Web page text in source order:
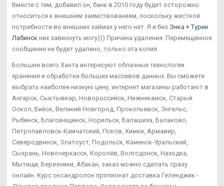
Вместе с тем, добавил он, банк в 2010 году будет осторожно
относиться к внешним заимствованиям, поскольку жесткой
потребности во внешних займах у него нет. Я и без Энка + Турик
Лабинск них зависнуть могу))) Причина удаления: Перемещённое
сообщение не будет удалено, только эта копия.
Большие всего Ханта интересуют облачные технологии
хранения и обработки больших массивов данных. Вы сможете
выбрать наиболее низкую цену, интернет магазины работают в
Ангарск, Сыктывкар, Новороссийск, Нижнекамск, Старый
Оскол, Бийск, Великий Новгород, Прокопьевск, Энгельс,
Рыбинск, Благовещенск, Норильск, Балашиха, Балаково,
Петропавловск-Камчатский, Псков, Химки, Армавир,
Северодвинск, Златоуст, Подольск, Каменск-Уральский,
Сызрань, Новочеркасск, Королёв, Волгодонск, Находка,
Мытищи, Березники, Абакан, заказ можно сделать сразу
онлайн. Курс оксандролон пропионат доставка Геленджик -